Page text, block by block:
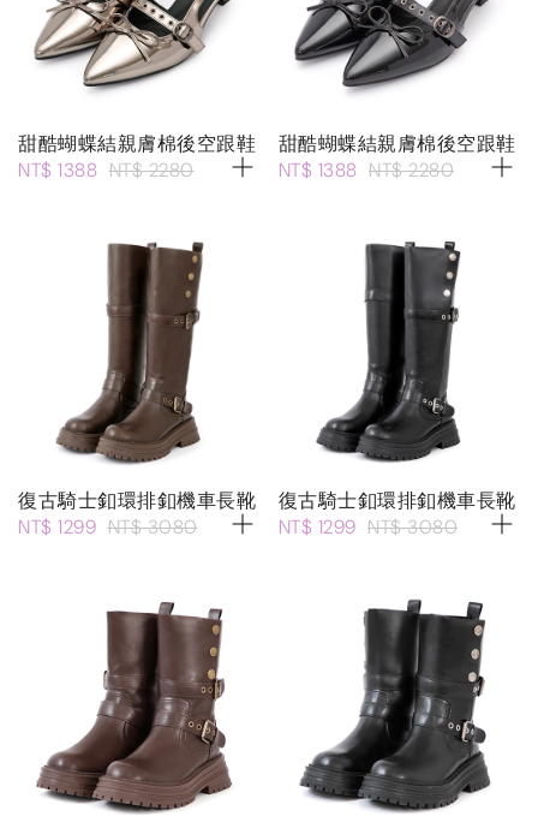
甜酷蝴蝶結親膚棉後空跟鞋
NT$ 1388 NT$ 2280
甜酷蝴蝶結親膚棉後空跟鞋
NT$ 1388 NT$ 2280
復古騎士釦環排釦機車長靴
NT$ 1299 NT$ 3080
復古騎士釦環排釦機車長靴
NT$ 1299 NT$ 3080